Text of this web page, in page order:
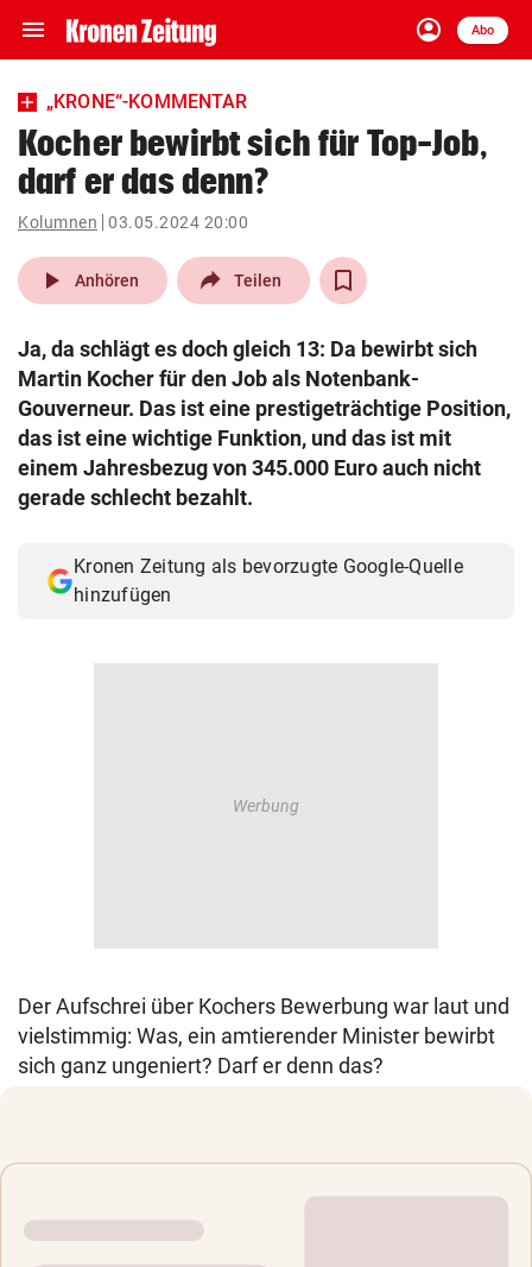
menu Navigation
ein-/ausklappen
account_circle
Anmelden
Abo
close Schließen
account_circle Anmelden
pin_drop
Wien arrow_right
search
Suchbegriff
eingeben
© Krone Multimedia GmbH & Co KG 2026
Muthgasse 2, 1190 Wien
„KRONE“-KOMMENTAR
Kocher bewirbt sich für Top-Job,
darf er das denn?
Kolumnen 03.05.2024 20:00
play_arrow Anhören Teilen
Ja, da schlägt es doch gleich 13: Da bewirbt sich
Martin Kocher für den Job als Notenbank-
Gouverneur. Das ist eine prestigeträchtige Position,
das ist eine wichtige Funktion, und das ist mit
einem Jahresbezug von 345.000 Euro auch nicht
gerade schlecht bezahlt.
Kronen Zeitung als bevorzugte Google-Quelle
hinzufügen
Der Aufschrei über Kochers Bewerbung war laut und
vielstimmig: Was, ein amtierender Minister bewirbt
sich ganz ungeniert? Darf er denn das?